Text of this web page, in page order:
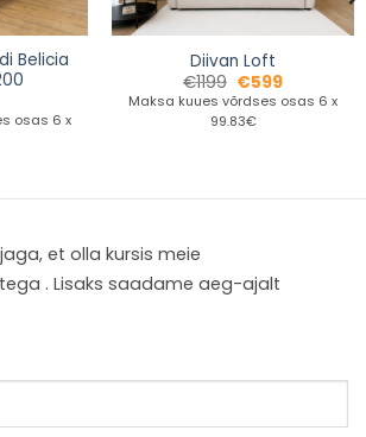
Belicia
osas 6 x
Diivan Loft
€1199 €599
Maksa kuues võrdses osas 6 x
99.83€
et olla kursis meie
. Lisaks saadame aeg-ajalt